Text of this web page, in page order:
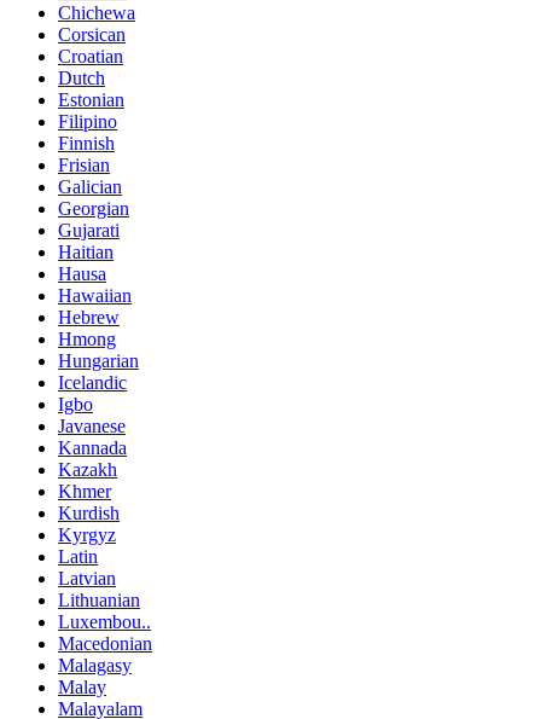
Chichewa
Corsican
Croatian
Dutch
Estonian
Filipino
Finnish
Frisian
Galician
Georgian
Gujarati
Haitian
Hausa
Hawaiian
Hebrew
Hmong
Hungarian
Icelandic
Igbo
Javanese
Kannada
Kazakh
Khmer
Kurdish
Kyrgyz
Latin
Latvian
Lithuanian
Luxembou..
Macedonian
Malagasy
Malay
Malayalam